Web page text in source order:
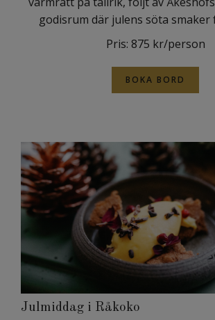
godisrum där julens söta smaker
Pris: 875 kr/person
BOKA BORD
Julmiddag i Råkoko